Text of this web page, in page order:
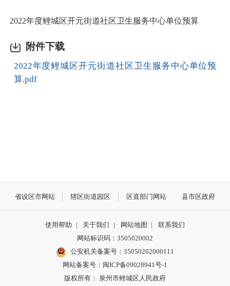
2022年度鲤城区开元街道社区卫生服务中心单位预算
附件下载
2022年度鲤城区开元街道社区卫生服务中心单位预
算.pdf
省设区市网站 辖区街道园区 区直部门网站 县市区政府
使用帮助 | 关于我们 | 网站地图 |
联系我们
网站标识码：3505020002
公安机关备案号：35050202000111
网站备案号：闽ICP备09028941号-1
版权所有： 泉州市鲤城区人民政府